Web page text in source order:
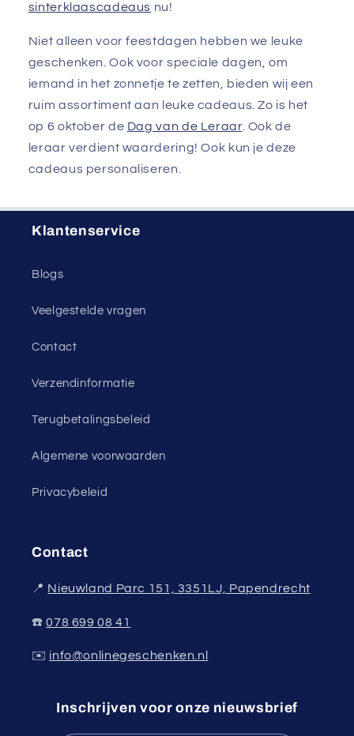
sinterklaascadeaus nu!
Niet alleen voor feestdagen hebben we leuke
geschenken. Ook voor speciale dagen, om
iemand in het zonnetje te zetten, bieden wij een
ruim assortiment aan leuke cadeaus. Zo is het
op 6 oktober de Dag van de Leraar. Ook de
leraar verdient waardering! Ook kun je deze
cadeaus personaliseren.
Klantenservice
Blogs
Veelgestelde vragen
Contact
Verzendinformatie
Terugbetalingsbeleid
Algemene voorwaarden
Privacybeleid
Contact
📍 Nieuwland Parc 151, 3351LJ, Papendrecht
☎️078 699 08 41
✉️ info@onlinegeschenken.nl
Inschrijven voor onze nieuwsbrief